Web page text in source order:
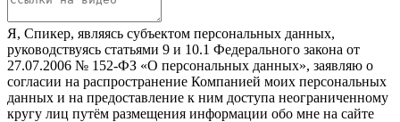
Я, Спикер, являясь субъектом персональных данных,
руководствуясь статьями 9 и 10.1 Федерального закона от
27.07.2006 № 152-ФЗ «О персональных данных», заявляю о
согласии на распространение Компанией моих персональных
данных и на предоставление к ним доступа неограниченному
кругу лиц путём размещения информации обо мне на сайте